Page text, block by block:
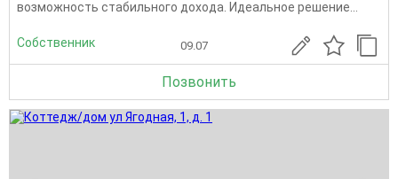
возможность стабильного дохода. Идеальное решение...
Собственник 09.07
Позвонить